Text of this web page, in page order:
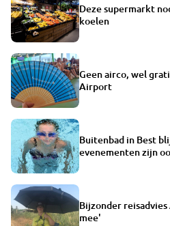
Deze supermarkt
koelen
Geen airco, wel
Airport
Buitenbad in Best
evenementen zijn
Bijzonder
mee'